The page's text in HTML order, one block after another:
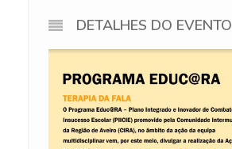
DETALHES DO EVENTO